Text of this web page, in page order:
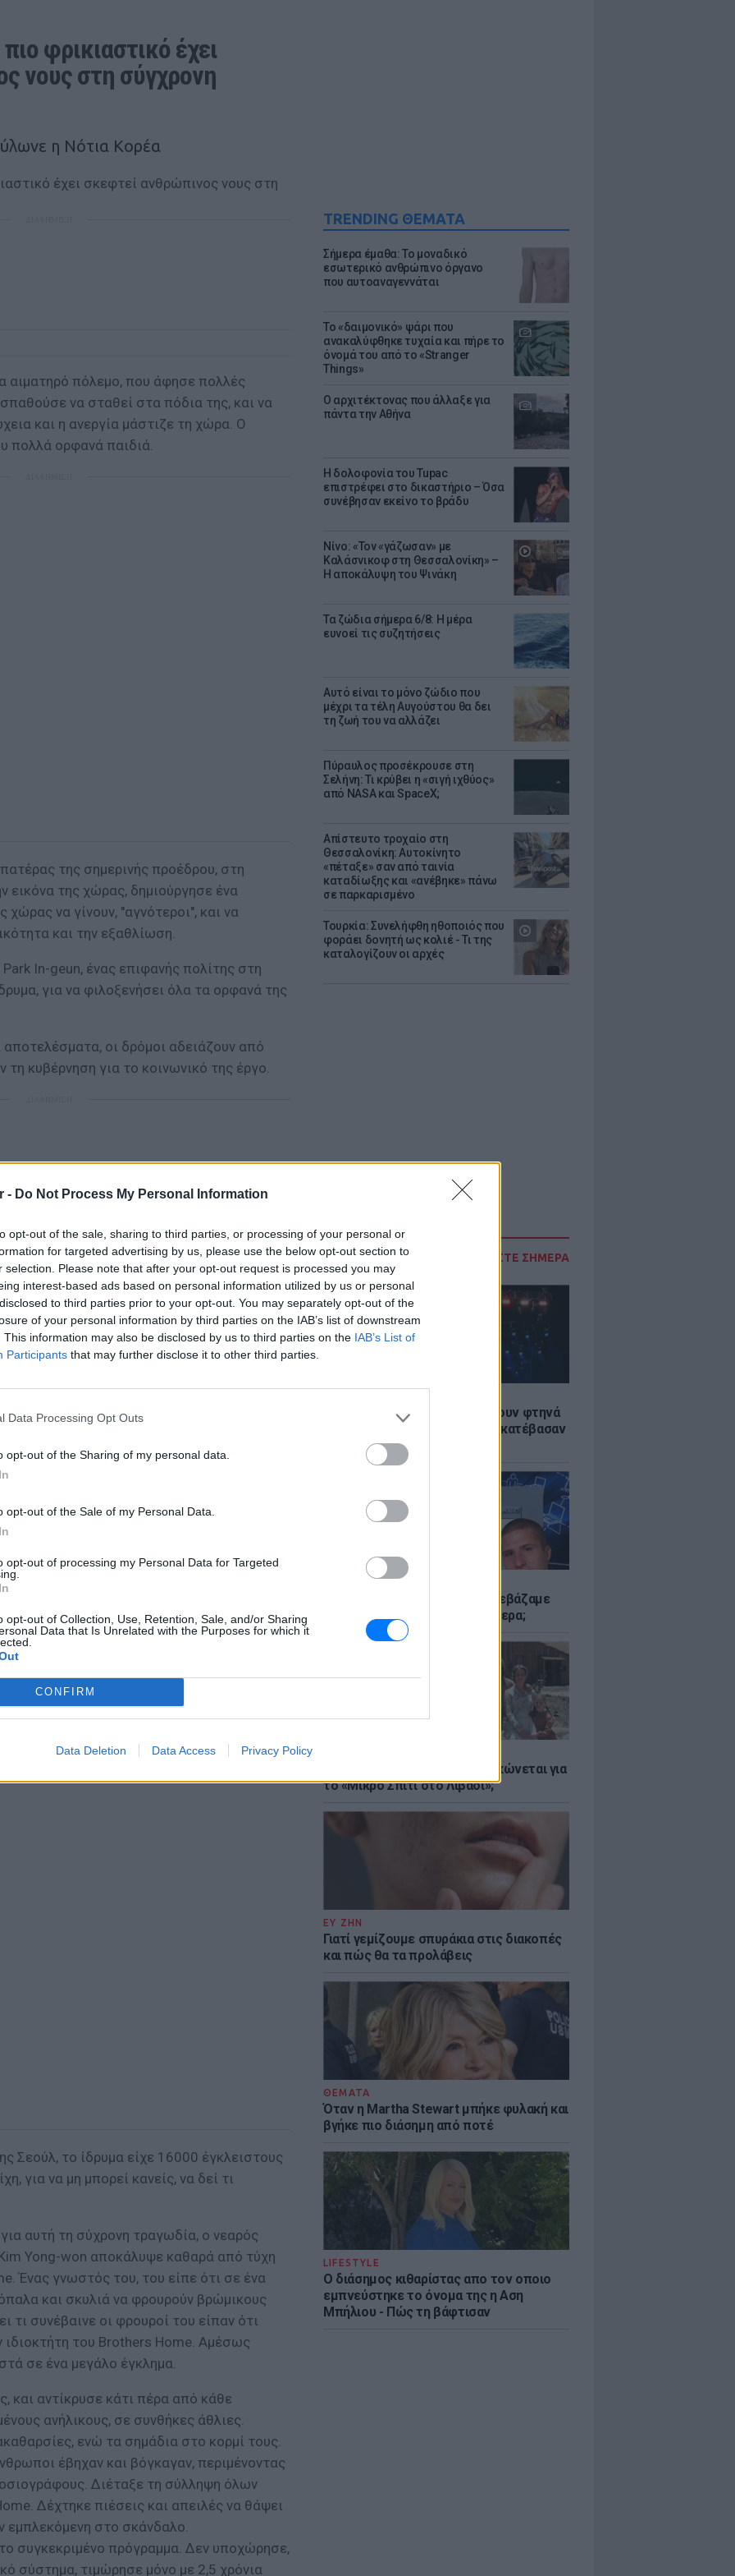
- Do Not Process My Personal Information
opt-out of the sale, sharing to third parties, or processing of your personal or
for targeted advertising by us, please use the below opt-out section to
selection. Please note that after your opt-out request is processed you may
interest-based ads based on personal information utilized by us or personal
to third parties prior to your opt-out. You may separately opt-out of the
of your personal information by third parties on the IAB’s list of downstream
This information may also be disclosed by us to third parties on the IAB’s List of
Participants that may further disclose it to other third parties.
Data Processing Opt Outs
opt-out of the Sharing of my personal data.
opt-out of the Sale of my Personal Data.
opt-out of processing my Personal Data for Targeted
opt-out of Collection, Use, Retention, Sale, and/or Sharing
Data that Is Unrelated with the Purposes for which it
CONFIRM
Data Deletion Data Access Privacy Policy
TRENDING ΘΕΜΑΤΑ
Σήμερα έμαθα: Το μοναδικό
εσωτερικό ανθρώπινο όργανο
που αυτοαναγεννάται
Το «δαιμονικό» ψάρι που
ανακαλύφθηκε τυχαία και πήρε το
όνομά του από το «Stranger
Things»
Ο αρχιτέκτονας που άλλαξε για
πάντα την Αθήνα
Η δολοφονία του Tupac
επιστρέφει στο δικαστήριο – Όσα
συνέβησαν εκείνο το βράδυ
Νίνο: «Τον «γάζωσαν» με
Καλάσνικοφ στη Θεσσαλονίκη» –
Η αποκάλυψη του Ψινάκη
Τα ζώδια σήμερα 6/8: Η μέρα
ευνοεί τις συζητήσεις
Αυτό είναι το μόνο ζώδιο που
μέχρι τα τέλη Αυγούστου θα δει
τη ζωή του να αλλάζει
Πύραυλος προσέκρουσε στη
Σελήνη: Τι κρύβει η «σιγή ιχθύος»
από NASA και SpaceX;
Απίστευτο τροχαίο στη
Θεσσαλονίκη: Αυτοκίνητο
«πέταξε» σαν από ταινία
καταδίωξης και «ανέβηκε» πάνω
σε παρκαρισμένο
Τουρκία: Συνελήφθη ηθοποιός που
φοράει δoνητή ως κολιέ - Τι της
καταλογίζουν οι αρχές
ΔΙΑΒΑΣΤΕ ΣΗΜΕΡΑ
Οι συναυλίες επιτέλους βγάζουν φτηνά
εισιτήρια - Ποιοι καλλιτέχνες κατέβασαν
τις τιμές
Έφτιαξαν το Napster που κατεβάζαμε
μουσική - Πού βρίσκονται σήμερα;
Explainer: Γιατί η Αμερική τσακώνεται για
το «Μικρό Σπίτι στο Λιβάδι»;
ΕΥ ΖΗΝ
Γιατί γεμίζουμε σπυράκια στις διακοπές
και πώς θα τα προλάβεις
ΘΕΜΑΤΑ
Όταν η Martha Stewart μπήκε φυλακή και
βγήκε πιο διάσημη από ποτέ
LIFESTYLE
Ο διάσημος κιθαρίστας απο τον οποιο
εμπνεύστηκε το όνομα της η Αση
Μπήλιου - Πώς τη βάφτισαν
φρικιαστικό έχει
νους στη σύγχρονη
η Νότια Κορέα
αιματηρό πόλεμο, που άφησε πολλές
να σταθεί στα πόδια της, και να
και η ανεργία μάστιζε τη χώρα. Ο
πολλά ορφανά παιδιά.
της σημερινής προέδρου, στη
εικόνα της χώρας, δημιούργησε ένα
να γίνουν, ''αγνότεροι'', και να
και την εξαθλίωση.
In-geun, ένας επιφανής πολίτης στη
για να φιλοξενήσει όλα τα ορφανά της
αποτελέσματα, οι δρόμοι αδειάζουν από
τη κυβέρνηση για το κοινωνικό της έργο.
Το ίδρυμα ήταν βιτρίνα, ένος σύγχρονου
από 8 έως 16 ετών, χρησιμοποιούνταν ως
μεταλλικά αντικείμενα, ξύλινες
χρειαζόταν η βιομηχανία της χώρας.
από μεταδοτικές ασθένειες, που
που επικρατούσαν στο ίδρυμα.
κακοποιούνταν σεξουαλικά, δούλευαν 16
φαινόμενο. Τρόφιμοι, που τώρα
μιλούν για τουλάχιστον 5
Σεούλ, το ίδρυμα είχε 16000 έγκλειστους
για να μη μπορεί κανείς, να δεί τι
αυτή τη σύχρονη τραγωδία, ο νεαρός
Yong-won αποκάλυψε καθαρά από τύχη
Ένας γνωστός του, του είπε ότι σε ένα
και σκυλιά να φρουρούν βρώμικους
τι συνέβαινε οι φρουροί του είπαν ότι
ιδιοκτήτη του Brothers Home. Αμέσως
σε ένα μεγάλο έγκλημα.
και αντίκρυσε κάτι πέρα από κάθε
ανήλικους, σε συνθήκες άθλιες.
ενώ τα σημάδια στο κορμί τους.
έβηχαν και βόγκαγαν, περιμένοντας
Διέταξε τη σύλληψη όλων
Δέχτηκε πιέσεις και απειλές να θάψει
εμπλεκόμενη στο σκάνδαλο.
συγκεκριμένο πρόγραμμα. Δεν υποχώρησε,
σύστημα, τιμώρησε μόνο με 2,5 χρόνια